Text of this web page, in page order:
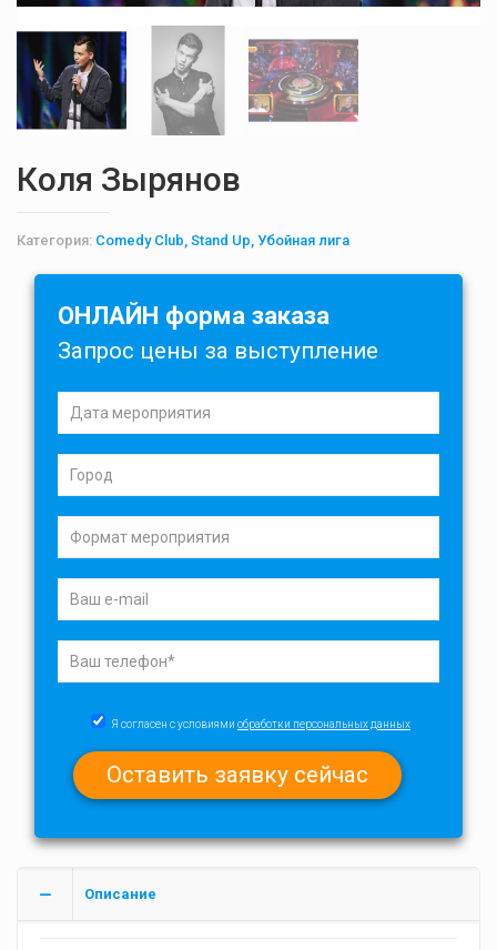
Коля Зырянов
Категория: Comedy Club, Stand Up, Убойная лига
ОНЛАЙН форма заказа
Запрос цены за выступление
Я согласен с условиями обработки персональных данных
Описание